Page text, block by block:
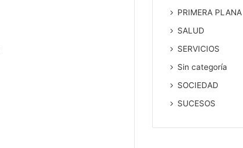
PRIMERA PLANA
SALUD
SERVICIOS
Sin categoría
SOCIEDAD
SUCESOS